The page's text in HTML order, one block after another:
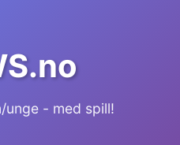
- med spill!